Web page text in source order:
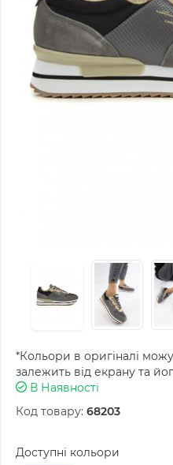
*Кольори в оригіналі
залежить від екрану та
В Наявності
Код товару: 68203
Доступні кольори